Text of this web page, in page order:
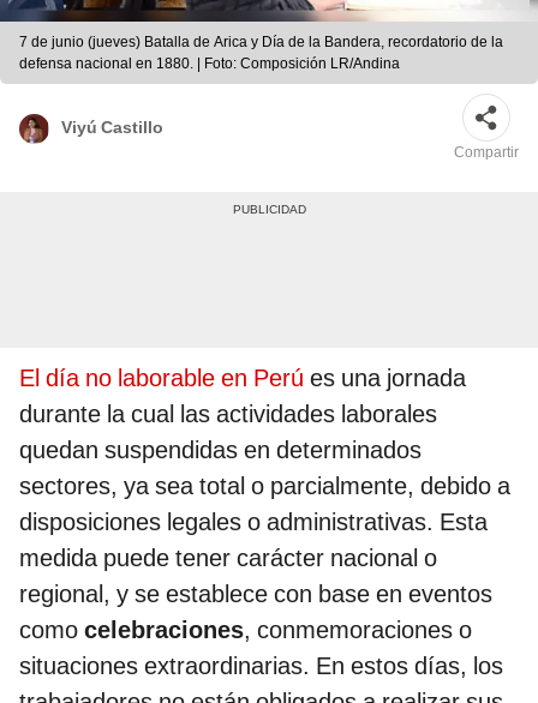
7 de junio (jueves) Batalla de Arica y Día de la Bandera, recordatorio de la
defensa nacional en 1880. | Foto: Composición LR/Andina
Viyú Castillo
Compartir
El día no laborable en Perú es una jornada
durante la cual las actividades laborales
quedan suspendidas en determinados
sectores, ya sea total o parcialmente, debido a
disposiciones legales o administrativas. Esta
medida puede tener carácter nacional o
regional, y se establece con base en eventos
como celebraciones, conmemoraciones o
situaciones extraordinarias. En estos días, los